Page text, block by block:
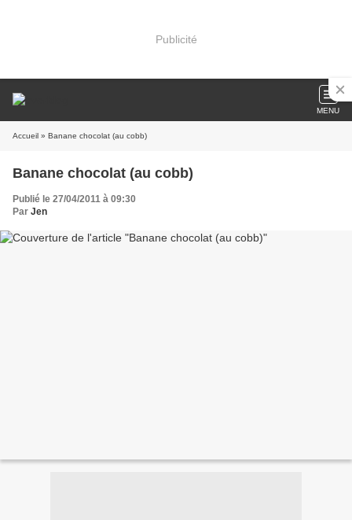
Publicité
MENU
Accueil » Banane chocolat (au cobb)
Banane chocolat (au cobb)
Publié le 27/04/2011 à 09:30
Par Jen